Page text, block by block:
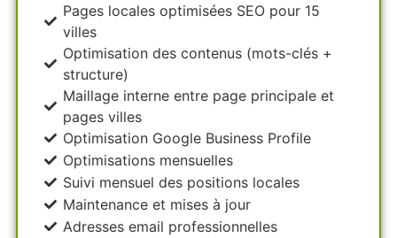
Pages locales optimisées SEO pour 15
villes
Optimisation des contenus (mots-clés +
structure)
Maillage interne entre page principale et
pages villes
Optimisation Google Business Profile
Optimisations mensuelles
Suivi mensuel des positions locales
Maintenance et mises à jour
Adresses email professionnelles